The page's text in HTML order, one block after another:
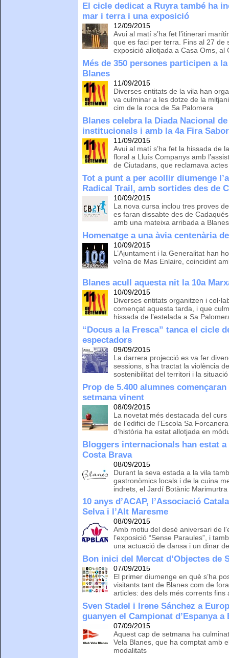
El cicle dedicat a Ruyra també ha
mar i terra i una exposició
12/09/2015
Avui al matí s’ha fet l’itinerari
que es faci per terra. Fins al 27 de
exposició allotjada a Casa Oms, al
Més de 350 persones participen a
Blanes
11/09/2015
Diverses entitats de la vila han
va culminar a les dotze de la
cim de la roca de Sa Palomera
Blanes celebra la Diada Nacional
institucionals i amb la 4a Fira
11/09/2015
Avui al matí s’ha fet la hissada de
floral a Lluís Companys amb
de Ciutadans, que reclamava
Tot a punt a per acollir diumenge
Radical Trail, amb sortides des de
10/09/2015
La nova cursa inclou tres proves
es faran dissabte des de
amb una mateixa arribada a
Homenatge a una àvia centenària
10/09/2015
L’Ajuntament i la Generalitat han
veïna de Mas Enlaire, coincidint
Blanes acull aquesta nit la 10a
10/09/2015
Diverses entitats organitzen i
començat aquesta tarda, i que
hissada de l’estelada a Sa
“Docus a la Fresca” tanca el cicle
espectadors
09/09/2015
La darrera projecció es va fer
sessions, s’ha tractat la violència
sostenibilitat del territori i la
Prop de 5.400 alumnes
setmana vinent
08/09/2015
La novetat més destacada del
de l’edifici de l’Escola Sa
d’història ha estat allotjada en
Bloggers internacionals han estat
Costa Brava
08/09/2015
Durant la seva estada a la vila
gastronòmics locals i de la cuina
indrets, el Jardí Botànic Marimurtra
10 anys d’ACAP, l’Associació
Selva i l’Alt Maresme
08/09/2015
Amb motiu del desè aniversari de
l’exposició “Sense Paraules”, i
una actuació de dansa i un dinar
Bon inici del Mercat d’Objectes de
07/09/2015
El primer diumenge en què s’ha
visitants tant de Blanes com de
articles: des dels més corrents fins
Sven Stadel i Irene Sánchez a
guanyen el Campionat d’Espanya a
07/09/2015
Aquest cap de setmana ha
Vela Blanes, que ha comptat amb
modalitats